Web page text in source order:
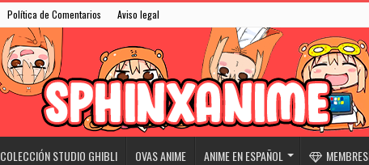
Política de Comentarios Aviso legal
COLECCIÓN STUDIO GHIBLI OVAS ANIME ANIME EN ESPAÑOL